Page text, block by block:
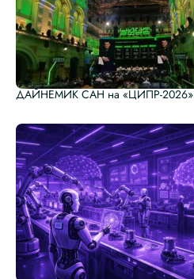
ДАЙНЕМИК САН на «ЦИПР-2026»